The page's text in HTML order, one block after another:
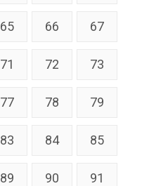
65 66 67
71 72 73
77 78 79
83 84 85
89 90 91